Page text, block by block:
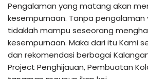
Pengalaman yang matang akan
kesempurnaan. Tanpa
tidaklah mampu seseorang
kesempurnaan. Maka dari itu Kami
dan rekomendasi berbagai
Project Penghijauan, Pembuatan